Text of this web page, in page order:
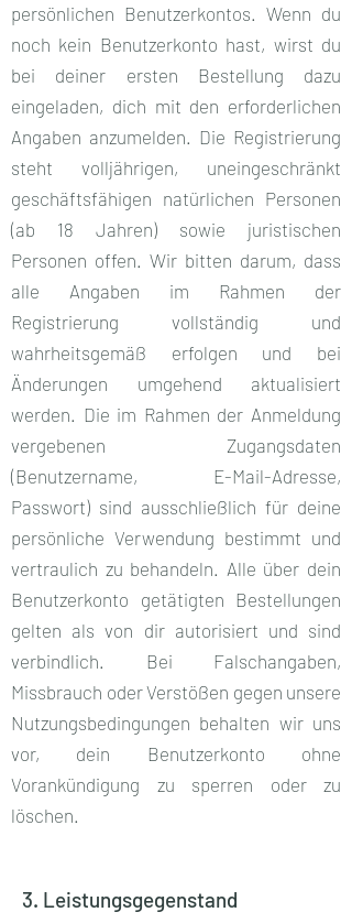
persönlichen Benutzerkontos. Wenn du
noch kein Benutzerkonto hast, wirst du
bei deiner ersten Bestellung dazu
eingeladen, dich mit den erforderlichen
Angaben anzumelden. Die Registrierung
steht volljährigen, uneingeschränkt
geschäftsfähigen natürlichen Personen
(ab 18 Jahren) sowie juristischen
Personen offen. Wir bitten darum, dass
alle Angaben im Rahmen der
Registrierung vollständig und
wahrheitsgemäß erfolgen und bei
Änderungen umgehend aktualisiert
werden. Die im Rahmen der Anmeldung
vergebenen Zugangsdaten
(Benutzername, E-Mail-Adresse,
Passwort) sind ausschließlich für deine
persönliche Verwendung bestimmt und
vertraulich zu behandeln. Alle über dein
Benutzerkonto getätigten Bestellungen
gelten als von dir autorisiert und sind
verbindlich. Bei Falschangaben,
Missbrauch oder Verstößen gegen unsere
Nutzungsbedingungen behalten wir uns
vor, dein Benutzerkonto ohne
Vorankündigung zu sperren oder zu
löschen.
3. Leistungsgegenstand